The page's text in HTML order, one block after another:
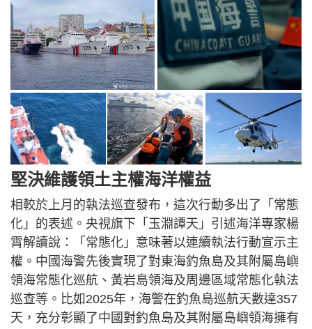
堅決維護領土主權海洋權益
相較於上月的執法巡查發布，這次行動多出了「常態
化」的表述。央視旗下「玉淵譚天」引述海洋專家楊
霄解讀說：「常態化」意味著以連續執法行動宣示主
權。中國海警先後實現了對東海釣魚島及其附屬島嶼
領海常態化巡航、黃岩島領海及周邊區域常態化執法
巡查等。比如2025年，海警在釣魚島巡航天數達357
天，充分彰顯了中國對釣魚島及其附屬島嶼領海擁有